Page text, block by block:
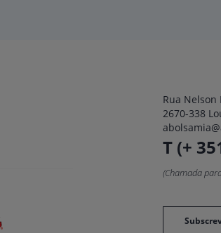
Rua Nelson
2670-338
T (+
(Chamada